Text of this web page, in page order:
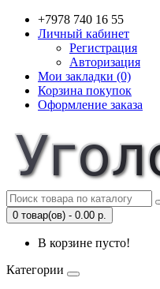
+7978 740 16 55
Личный кабинет
Регистрация
Авторизация
Мои закладки (0)
Корзина покупок
Оформление заказа
0 товар(ов) - 0.00 р.
В корзине пусто!
Категории